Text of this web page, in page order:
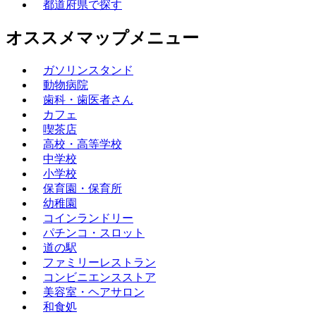
都道府県で探す
オススメマップメニュー
ガソリンスタンド
動物病院
歯科・歯医者さん
カフェ
喫茶店
高校・高等学校
中学校
小学校
保育園・保育所
幼稚園
コインランドリー
パチンコ・スロット
道の駅
ファミリーレストラン
コンビニエンスストア
美容室・ヘアサロン
和食処